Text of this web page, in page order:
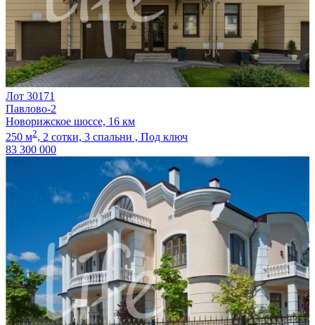
Лот 30171
Павлово-2
Новорижское шоссе, 16 км
250 м2, 2 сотки, 3 спальни , Под ключ
83 300 000